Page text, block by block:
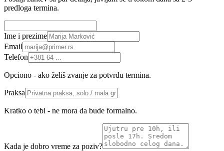
predloga termina.
Ime i prezime
Email
Telefon
Opciono - ako želiš zvanje za potvrdu termina.
Praksa
Kratko o tebi - ne mora da bude formalno.
Kada je dobro vreme za poziv?